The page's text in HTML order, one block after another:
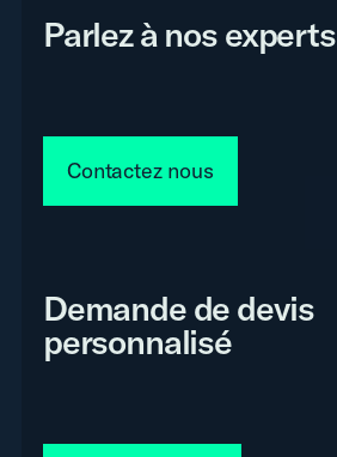
Parlez à nos experts
Contactez nous
Demande de devis
personnalisé